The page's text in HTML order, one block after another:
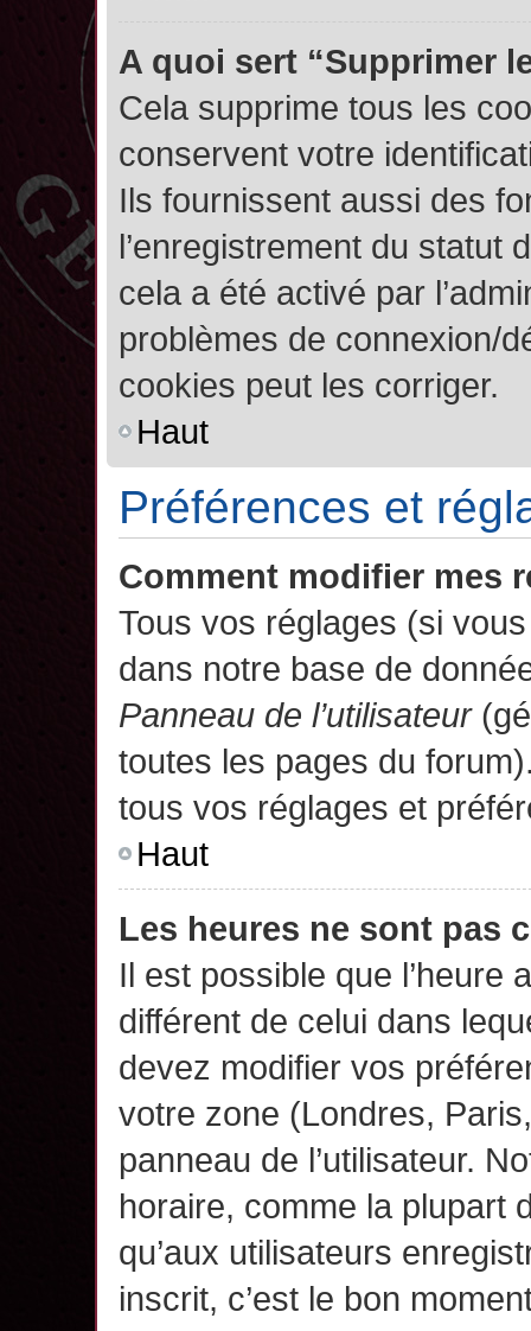
A quoi sert “Supprimer
Cela supprime tous les
conservent votre
Ils fournissent aussi des
l’enregistrement du statut
cela a été activé par
problèmes de connexion/
cookies peut les corriger.
Haut
Préférences et
Comment modifier mes
Tous vos réglages (si
dans notre base de
Panneau de l’utilisateur
toutes les pages du
tous vos réglages et
Haut
Les heures ne sont pas
Il est possible que l’heure
différent de celui dans
devez modifier vos
votre zone (Londres,
panneau de l’utilisateur.
horaire, comme la plupart
qu’aux utilisateurs
inscrit, c’est le bon